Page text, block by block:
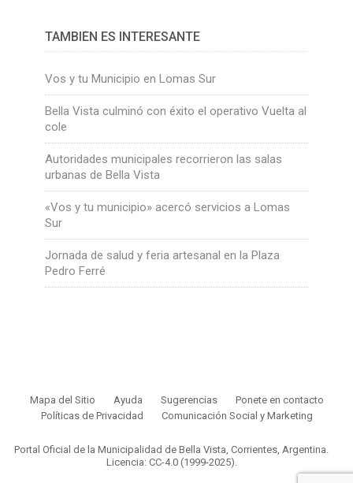
TAMBIÉN ES INTERESANTE
Vos y tu Municipio en Lomas Sur
Bella Vista culminó con éxito el operativo Vuelta al
cole
Autoridades municipales recorrieron las salas
urbanas de Bella Vista
«Vos y tu municipio» acercó servicios a Lomas
Sur
Jornada de salud y feria artesanal en la Plaza
Pedro Ferré
Mapa del Sitio Ayuda Sugerencias
Ponete en contacto
Políticas de Privacidad
Comunicación Social y Marketing
Portal Oficial de la Municipalidad de Bella Vista, Corrientes, Argentina.
Licencia: CC-4.0 (1999-2025).